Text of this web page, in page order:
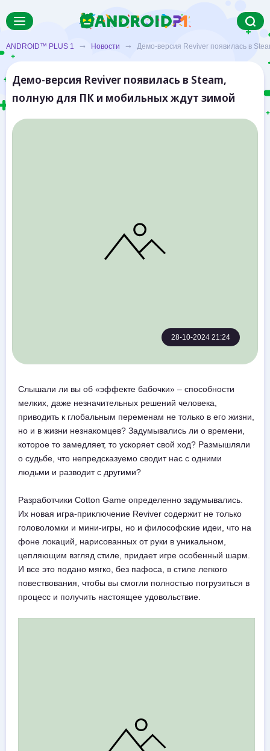
ANDROID™ PLUS 1 ➞ Новости ➞ Демо-версия Reviver появилась в
Демо-версия Reviver появилась в Steam,
полную для ПК и мобильных ждут зимой
28-10-2024 21:24
Слышали ли вы об «эффекте бабочки» – способности
мелких, даже незначительных решений человека,
приводить к глобальным переменам не только в его жизни,
но и в жизни незнакомцев? Задумывались ли о времени,
которое то замедляет, то ускоряет свой ход? Размышляли
о судьбе, что непредсказуемо сводит нас с одними
людьми и разводит с другими?
Разработчики Cotton Game определенно задумывались.
Их новая игра-приключение Reviver содержит не только
головоломки и мини-игры, но и философские идеи, что на
фоне локаций, нарисованных от руки в уникальном,
цепляющим взгляд стиле, придает игре особенный шарм.
И все это подано мягко, без пафоса, в стиле легкого
повествования, чтобы вы смогли полностью погрузиться в
процесс и получить настоящее удовольствие.